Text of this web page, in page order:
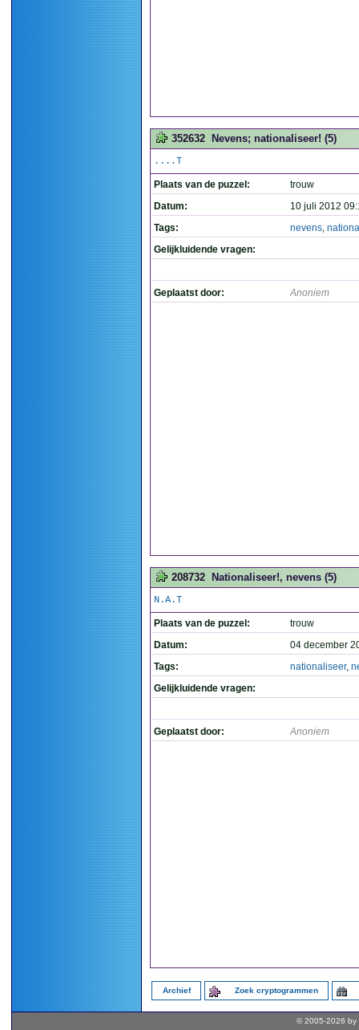
352632 Nevens; nationaliseer! (5)
....T
Plaats van de puzzel:
trouw
Datum:
10 juli 2012
Tags:
nevens,
Gelijkluidende vragen:
Geplaatst door: Anoniem
208732 Nationaliseer!, nevens (5)
N.A.T
Plaats van de puzzel:
trouw
Datum:
04 december
Tags:
nationaliseer,
Gelijkluidende vragen:
Geplaatst door: Anoniem
Archief Zoek cryptogrammen
© 2005-2026 by